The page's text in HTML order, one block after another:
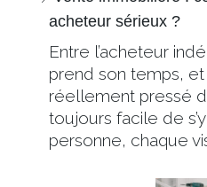
acheteur sérieux ?
Entre l’acheteur
prend son temps,
réellement pressé
toujours facile de
personne, chaque